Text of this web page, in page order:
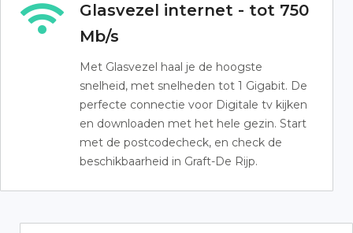
Glasvezel internet - tot 750
Mb/s
Met Glasvezel haal je de hoogste
snelheid, met snelheden tot 1 Gigabit. De
perfecte connectie voor Digitale tv kijken
en downloaden met het hele gezin. Start
met de postcodecheck, en check de
beschikbaarheid in Graft-De Rijp.